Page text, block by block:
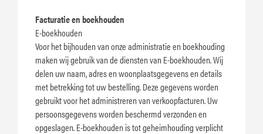
Facturatie en boekhouden
E-boekhouden
Voor het bijhouden van onze administratie en boekhouding
maken wij gebruik van de diensten van E-boekhouden. Wij
delen uw naam, adres en woonplaatsgegevens en details
met betrekking tot uw bestelling. Deze gegevens worden
gebruikt voor het administreren van verkoopfacturen. Uw
persoonsgegevens worden beschermd verzonden en
opgeslagen. E-boekhouden is tot geheimhouding verplicht